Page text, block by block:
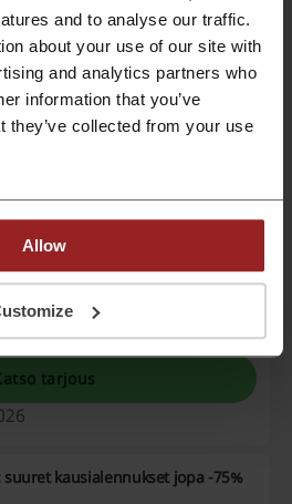
and to analyse our traffic.
about your use of our site with
and analytics partners who
information that you’ve
they’ve collected from your use
Allow
tilauksista
ja nauti 10 % alennuksesta
verkkokaupasta. Saat myös
etuuksia ja pääsyn tarjouksiin
tarjous
ale jopa 20% alennuksella
ale, jossa saat jopa 20% alennusta
tarjous
suuret kausialennukset jopa -75%